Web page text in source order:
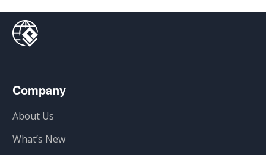
Company
About Us
What’s New